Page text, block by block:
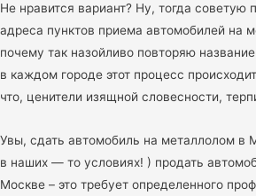
Не нравится вариант? Ну, тогда советую
адреса пунктов приема автомобилей на
почему так назойливо повторяю
в каждом городе этот процесс
что, ценители изящной словесности,
Увы, сдать автомобиль на металлолом в
в наших — то условиях! ) продать
Москве – это требует определенного